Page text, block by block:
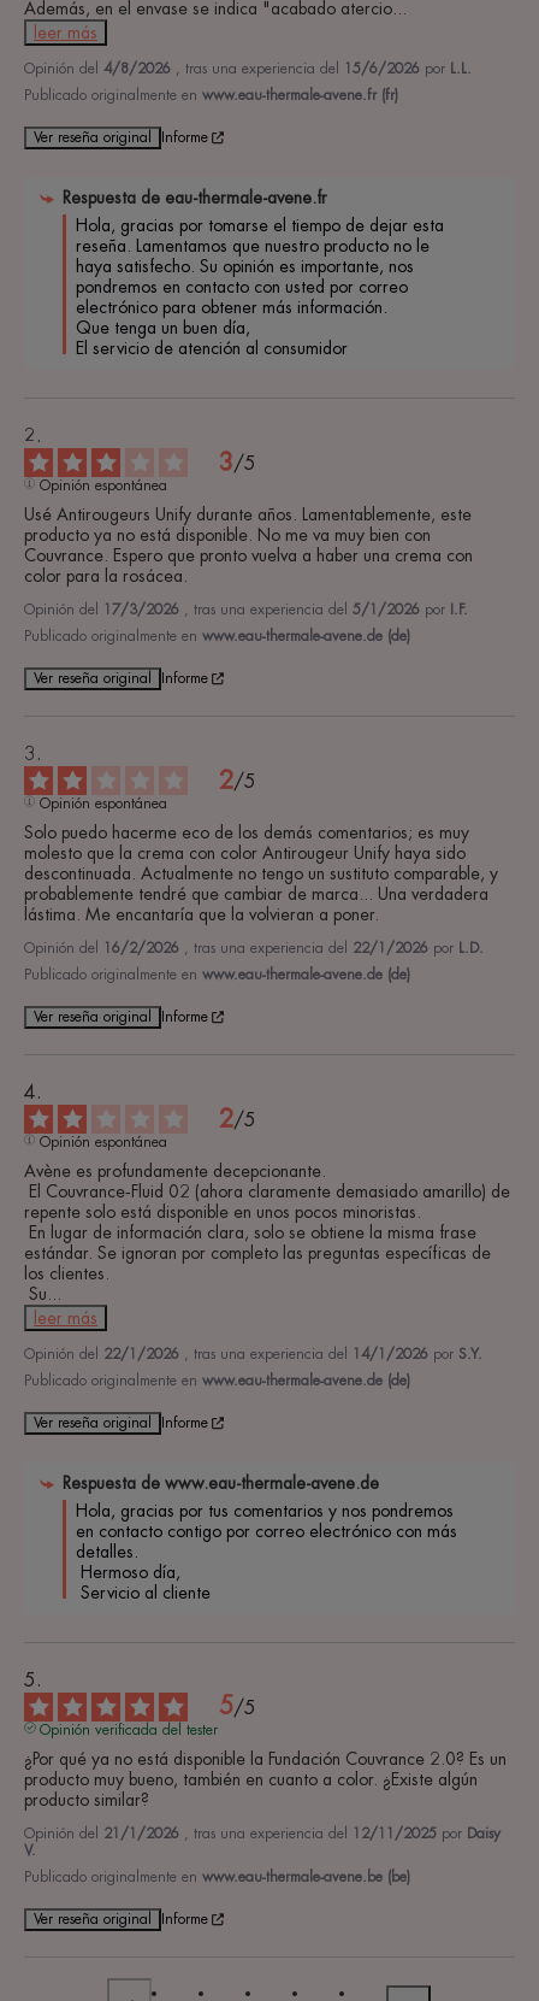
Además, en el envase se indica "acabado atercio
leer más
Opinión del 4/8/2026 , tras una experiencia del 15/6/2026 por L.L.
Publicado originalmente en www.eau-thermale-avene.fr (fr)
Ver reseña original Informe
Respuesta de eau-thermale-avene.fr
Hola, gracias por tomarse el tiempo de dejar esta
reseña. Lamentamos que nuestro producto no le
haya satisfecho. Su opinión es importante, nos
pondremos en contacto con usted por correo
electrónico para obtener más información.
Que tenga un buen día,
El servicio de atención al consumidor
3/5
Opinión espontánea
Usé Antirougeurs Unify durante años. Lamentablemente, este
producto ya no está disponible. No me va muy bien con
Couvrance. Espero que pronto vuelva a haber una crema con
color para la rosácea.
Opinión del 17/3/2026 , tras una experiencia del 5/1/2026 por
I.F.
Publicado originalmente en www.eau-thermale-avene.de (de)
Ver reseña original Informe
2/5
Opinión espontánea
Solo puedo hacerme eco de los demás comentarios; es muy
molesto que la crema con color Antirougeur Unify haya sido
descontinuada. Actualmente no tengo un sustituto comparable, y
probablemente tendré que cambiar de marca... Una verdadera
lástima. Me encantaría que la volvieran a poner.
Opinión del 16/2/2026 , tras una experiencia del 22/1/2026 por L.D.
Publicado originalmente en www.eau-thermale-avene.de (de)
Ver reseña original Informe
2/5
Opinión espontánea
Avène es profundamente decepcionante.
repente solo está disponible en unos pocos minoristas.
estándar. Se ignoran por completo las preguntas específicas de
los clientes.
Su
leer más
Opinión del 22/1/2026 , tras una experiencia del 14/1/2026 por S.Y.
Publicado originalmente en www.eau-thermale-avene.de (de)
Ver reseña original Informe
Respuesta de www.eau-thermale-avene.de
Hola, gracias por tus comentarios y nos pondremos
en contacto contigo por correo electrónico con más
detalles.
Servicio al cliente
5/5
Opinión verificada del tester
¿Por qué ya no está disponible la Fundación Couvrance 2.0? Es un
producto muy bueno, también en cuanto a color. ¿Existe algún
producto similar?
Opinión del 21/1/2026 , tras una experiencia del 12/11/2025 por Daisy
V.
Publicado originalmente en www.eau-thermale-avene.be (be)
Ver reseña original Informe